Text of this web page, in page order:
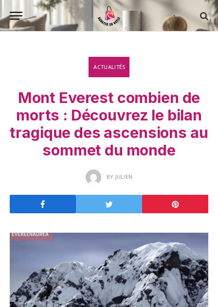
ACTUALITÉS
Mont Everest combien de
morts : Découvrez le bilan
tragique des ascensions au
sommet du monde
BY JULIEN